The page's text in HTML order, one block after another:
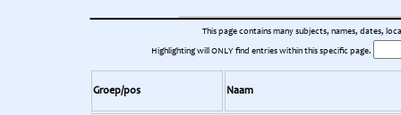
This page contains many subjects, names, dates,
Highlighting will ONLY find entries within this specific page.
Groep/pos Naam